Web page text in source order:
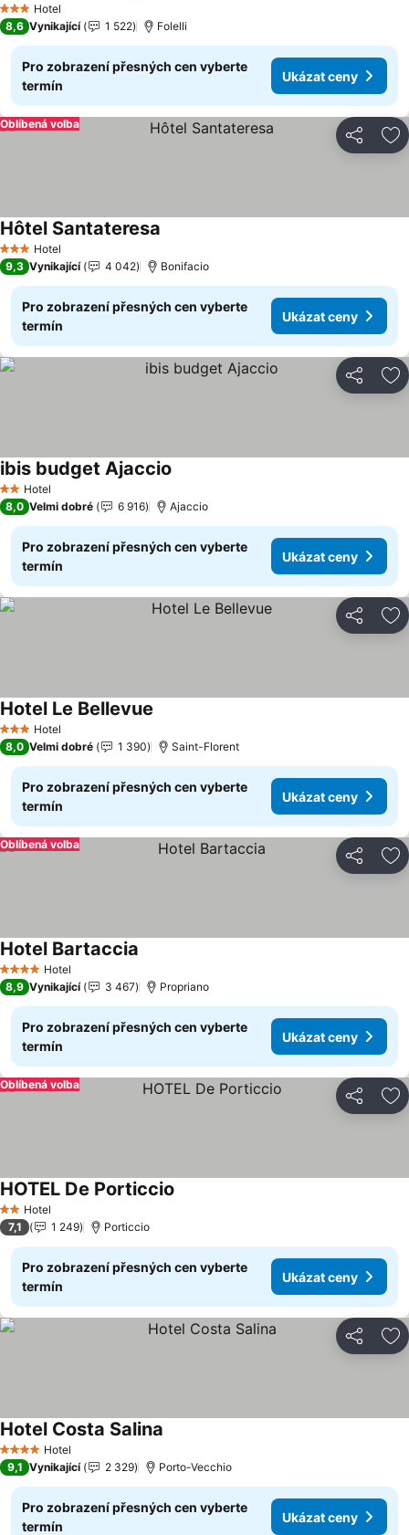
3 Počet hvězdiček
Hotel
8,6 Vynikající 1 522 Folelli
Pro zobrazení přesných cen vyberte
termín
Ukázat ceny
Sdílet
Oblíbená volba
3 Počet hvězdiček
Hotel
Hôtel Santateresa
9,3 Vynikající 4 042 Bonifacio
Pro zobrazení přesných cen vyberte
termín
Ukázat ceny
Sdílet
2 Počet hvězdiček
Hotel
ibis budget Ajaccio
8,0 Velmi dobré 6 916 Ajaccio
Pro zobrazení přesných cen vyberte
termín
Ukázat ceny
Sdílet
3 Počet hvězdiček
Hotel
Hotel Le Bellevue
8,0 Velmi dobré 1 390 Saint-Florent
Pro zobrazení přesných cen vyberte
termín
Ukázat ceny
Sdílet
Oblíbená volba
4 Počet hvězdiček
Hotel
Hotel Bartaccia
8,9 Vynikající 3 467 Propriano
Pro zobrazení přesných cen vyberte
termín
Ukázat ceny
Sdílet
Oblíbená volba
2 Počet hvězdiček
Hotel
HOTEL De Porticcio
7,1 1 249 Porticcio
Pro zobrazení přesných cen vyberte
termín
Ukázat ceny
Sdílet
4 Počet hvězdiček
Hotel
Hotel Costa Salina
9,1 Vynikající 2 329 Porto-Vecchio
Pro zobrazení přesných cen vyberte
termín
Ukázat ceny